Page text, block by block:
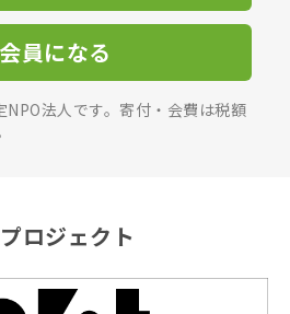
会員になる
法人です。寄付・会費は税額
ロジェクト